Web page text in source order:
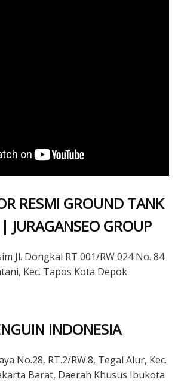
RESMI GROUND TANK
JURAGANSEO GROUP
Jl. Dongkal RT 001/RW 024 No. 84
Kec. Tapos Kota Depok
INDONESIA
No.28, RT.2/RW.8, Tegal Alur, Kec.
Barat, Daerah Khusus Ibukota